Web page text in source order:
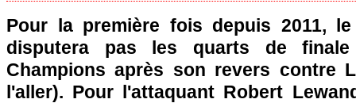
Pour la première fois depuis 2011,
disputera pas les quarts de
Champions après son revers contre
l'aller). Pour l'attaquant Robert